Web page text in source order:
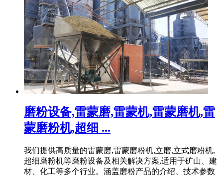
磨粉设备,雷蒙磨,雷蒙机,雷蒙磨机,雷
蒙磨粉机,超细 ...
我们提供高质量的雷蒙磨,雷蒙磨粉机,立磨,立式磨粉机,
超细磨粉机等磨粉设备及相关解决方案,适用于矿山、建
材、化工等多个行业。涵盖磨粉产品的介绍、技术参数